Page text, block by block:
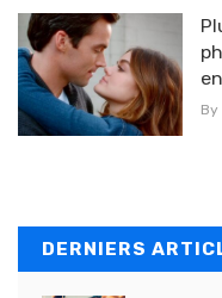
By
DERNIERS